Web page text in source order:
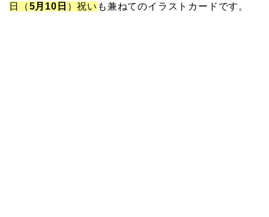
日（5月10日 ）祝い も兼ねてのイラストカードです。